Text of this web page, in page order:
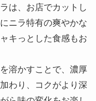
たちのニラバタ
で味変を楽しめ、や
は、お店でカットし